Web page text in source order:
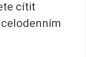
cítit